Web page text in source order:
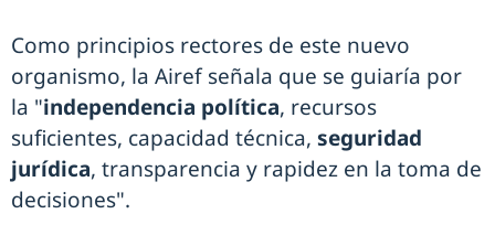
Como principios rectores de este nuevo
organismo, la Airef señala que se guiaría por
la "independencia política, recursos
suficientes, capacidad técnica, seguridad
jurídica, transparencia y rapidez en la toma de
decisiones".